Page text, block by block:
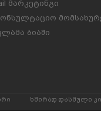
მარკეტინგი
ბიაში
ხშირად დასმული